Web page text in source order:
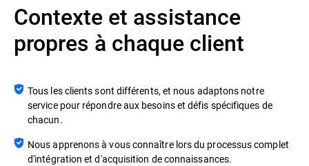
Contexte et assistance
propres à chaque client
Tous les clients sont différents, et nous adaptons notre
service pour répondre aux besoins et défis spécifiques de
chacun.
Nous apprenons à vous connaître lors du processus complet
d'intégration et d'acquisition de connaissances.